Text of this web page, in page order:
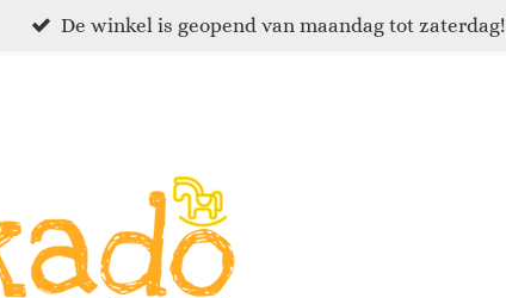
De winkel is geopend van maandag tot zaterdag!